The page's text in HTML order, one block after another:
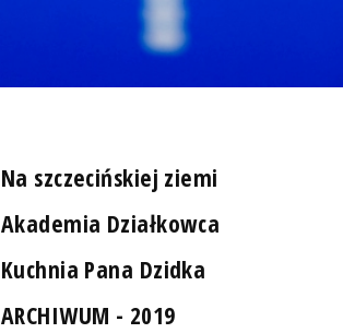
Na szczecińskiej ziemi
Akademia Działkowca
Kuchnia Pana Dzidka
ARCHIWUM - 2019